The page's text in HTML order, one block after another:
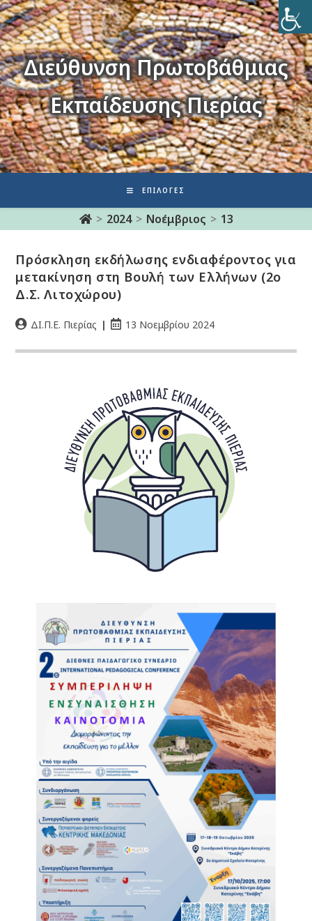
Διεύθυνση Πρωτοβάθμιας
Εκπαίδευσης Πιερίας
ΕΠΙΛΟΓΈΣ
> 2024 > Νοέμβριος > 13
Πρόσκληση εκδήλωσης ενδιαφέροντος για
μετακίνηση στη Βουλή των Ελλήνων (2ο
Δ.Σ. Λιτοχώρου)
ΔΙ.Π.Ε. Πιερίας 13 Νοεμβρίου 2024